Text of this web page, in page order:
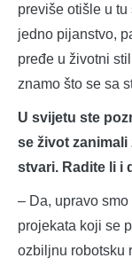
previše otišle u
jedno pijanstvo,
pređe u životni
znamo što se sa
U svijetu ste
se život
stvari. Radite li i
– Da, upravo
projekata koji se
ozbiljnu robotsku